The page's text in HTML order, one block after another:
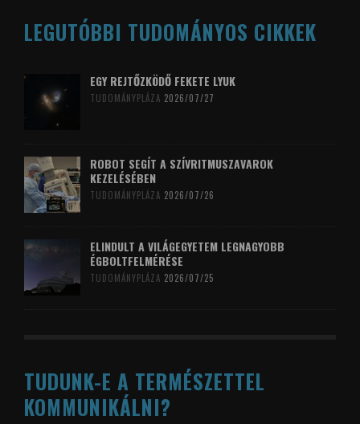
LEGUTÓBBI TUDOMÁNYOS CIKKEK
EGY REJTŐZKÖDŐ FEKETE LYUK
TUDOMÁNYPLÁZA 2026/07/27
ROBOT SEGÍT A SZÍVRITMUSZAVAROK
KEZELÉSÉBEN
TUDOMÁNYPLÁZA 2026/07/26
ELINDULT A VILÁGEGYETEM LEGNAGYOBB
ÉGBOLTFELMÉRÉSE
TUDOMÁNYPLÁZA 2026/07/25
TUDUNK-E A TERMÉSZETTEL
KOMMUNIKÁLNI?